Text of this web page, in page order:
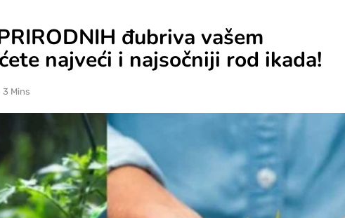
đubriva vašem
najveći i najsočniji rod ikada!
3 Mins